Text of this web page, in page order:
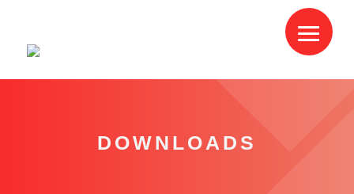
DOWNLOADS